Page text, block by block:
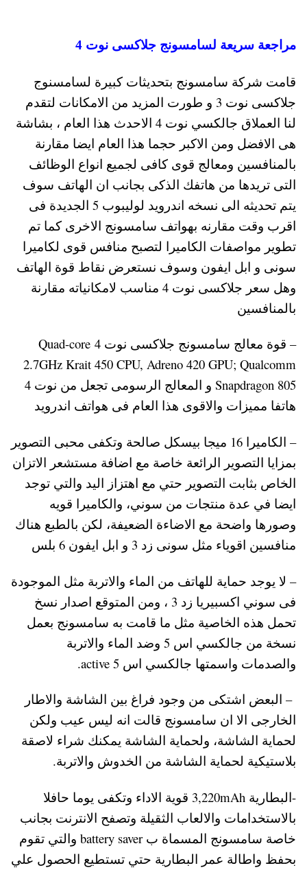
مراجعة سريعة لسامسونج جلاكسى نوت 4
قامت شركة سامسونج بتحديثات كبيرة لسامسنوج
جلاكسى نوت 3 و طورت المزيد من الامكانات لتقدم
لنا العملاق جالكسي نوت 4 الاحدث هذا العام ، بشاشة
هى الافضل ومن الاكبر حجما هذا العام ايضا مقارنة
بالمنافسين ومعالج قوى كافى لجميع انواع الوظائف
التى تريدها من هاتفك الذكى بجانب ان الهاتف سوف
يتم تحديثه الى نسخه اندرويد لوليبوب 5 الجديدة فى
اقرب وقت مقارنه بهواتف سامسونج الاخرى كما تم
تطوير مواصفات الكاميرا لتصبح منافس قوى لكاميرا
سونى و ابل ايفون وسوف نستعرض نقاط قوة الهاتف
وهل سعر جلاكسى نوت 4 مناسب لامكانياته مقارنة
بالمنافسين
– قوة معالج سامسونج جلاكسى نوت 4 Quad-core
2.7GHz Krait 450 CPU, Adreno 420 GPU; Qualcomm
Snapdragon 805 و المعالج الرسومى تجعل من نوت 4
هاتفا مميزات والاقوى هذا العام فى هواتف اندرويد
– الكاميرا 16 ميجا بيسكل صالحة وتكفى محبى التصوير
بمزايا التصوير الرائعة خاصة مع اضافة مستشعر الاتزان
الخاص بثابت التصوير حتي مع اهتزاز اليد والتي توجد
ايضا في عدة منتجات من سوني، والكاميرا قويه
وصورها واضحة مع الاضاءة الضعيفة، لكن بالطبع هناك
منافسين اقوياء مثل سونى زد 3 و ابل ايفون 6 بلس
– لا يوجد حماية للهاتف من الماء والاتربة مثل الموجودة
فى سوني اكسبيريا زد 3 ، ومن المتوقع اصدار نسخ
تحمل هذه الخاصية مثل ما قامت به سامسونج بعمل
نسخة من جالكسي اس 5 وضد الماء والاتربة
والصدمات واسمتها جالكسي اس 5 active.
– البعض اشتكى من وجود فراغ بين الشاشة والاطار
الخارجى الا ان سامسونج قالت انه ليس عيب ولكن
لحماية الشاشة، ولحماية الشاشة يمكنك شراء لاصقة
بلاستيكية لحماية الشاشة من الخدوش والاتربة.
-البطارية 3,220mAh قوية الاداء وتكفى يوما حافلا
بالاستخدامات والالعاب الثقيلة وتصفح الانترنت بجانب
خاصة سامسونج المسماة ب battery saver والتي تقوم
بحفظ واطالة عمر البطارية حتي تستطيع الحصول علي